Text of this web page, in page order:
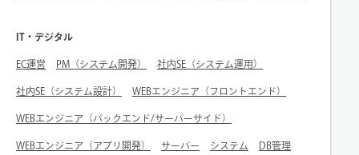
IT・デジタル
EC運営 PM（システム開発） 社内SE（システム運用）
社内SE（システム設計） WEBエンジニア（フロントエンド）
WEBエンジニア（バックエンド/サーバーサイド）
WEBエンジニア（アプリ開発） サーバー システム DB管理